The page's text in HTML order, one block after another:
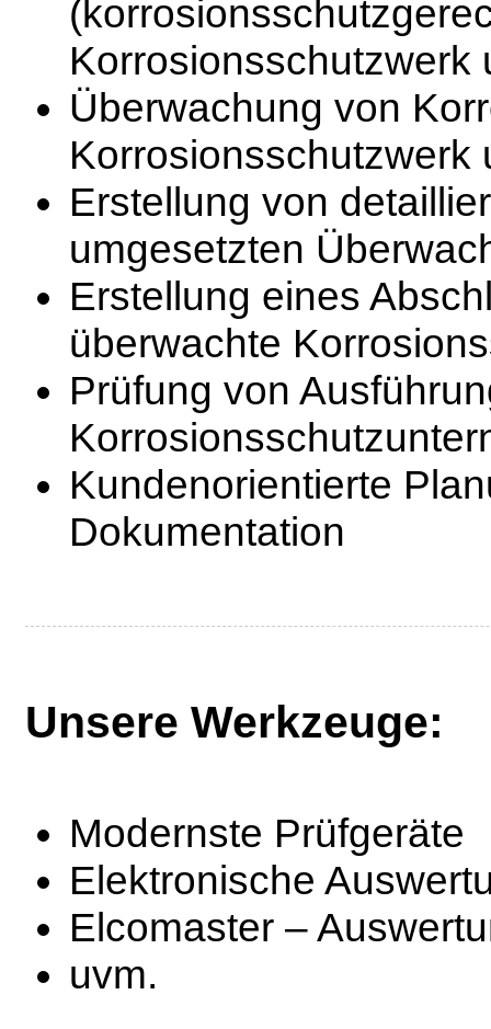
Korrosionsschutzwerk
Überwachung von
Korrosionsschutzwerk
Erstellung von
umgesetzten
Erstellung eines
überwachte
Prüfung von
Kundenorientierte
Dokumentation
Unsere Werkzeuge:
Modernste Prüfgeräte
Elektronische
Elcomaster –
uvm.